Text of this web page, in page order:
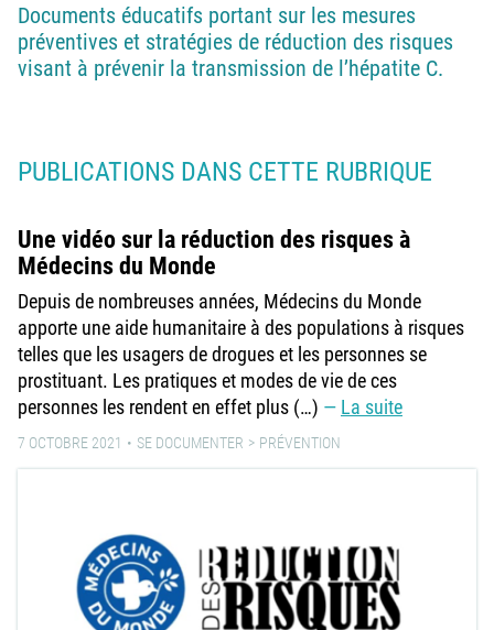
Documents éducatifs portant sur les mesures
préventives et stratégies de réduction des risques
visant à prévenir la transmission de l’hépatite C.
PUBLICATIONS DANS CETTE RUBRIQUE
Une vidéo sur la réduction des risques à
Médecins du Monde
Depuis de nombreuses années, Médecins du Monde
apporte une aide humanitaire à des populations à risques
telles que les usagers de drogues et les personnes se
prostituant. Les pratiques et modes de vie de ces
personnes les rendent en effet plus (…)
La suite
7 OCTOBRE 2021 SE DOCUMENTER PRÉVENTION